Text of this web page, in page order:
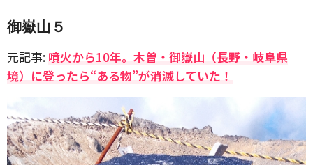
御嶽山５
元記事: 噴火から10年。木曽・御嶽山（長野・岐阜県
境）に登ったら“ある物”が消滅していた！